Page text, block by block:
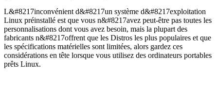
L&#8217inconvénient d&#8217un système d&#8217exploitation
Linux préinstallé est que vous n&#8217avez peut-être pas toutes les
personnalisations dont vous avez besoin, mais la plupart des
fabricants n&#8217offrent que les Distros les plus populaires et que
les spécifications matérielles sont limitées, alors gardez ces
considérations en tête lorsque vous utilisez des ordinateurs portables
prêts Linux.